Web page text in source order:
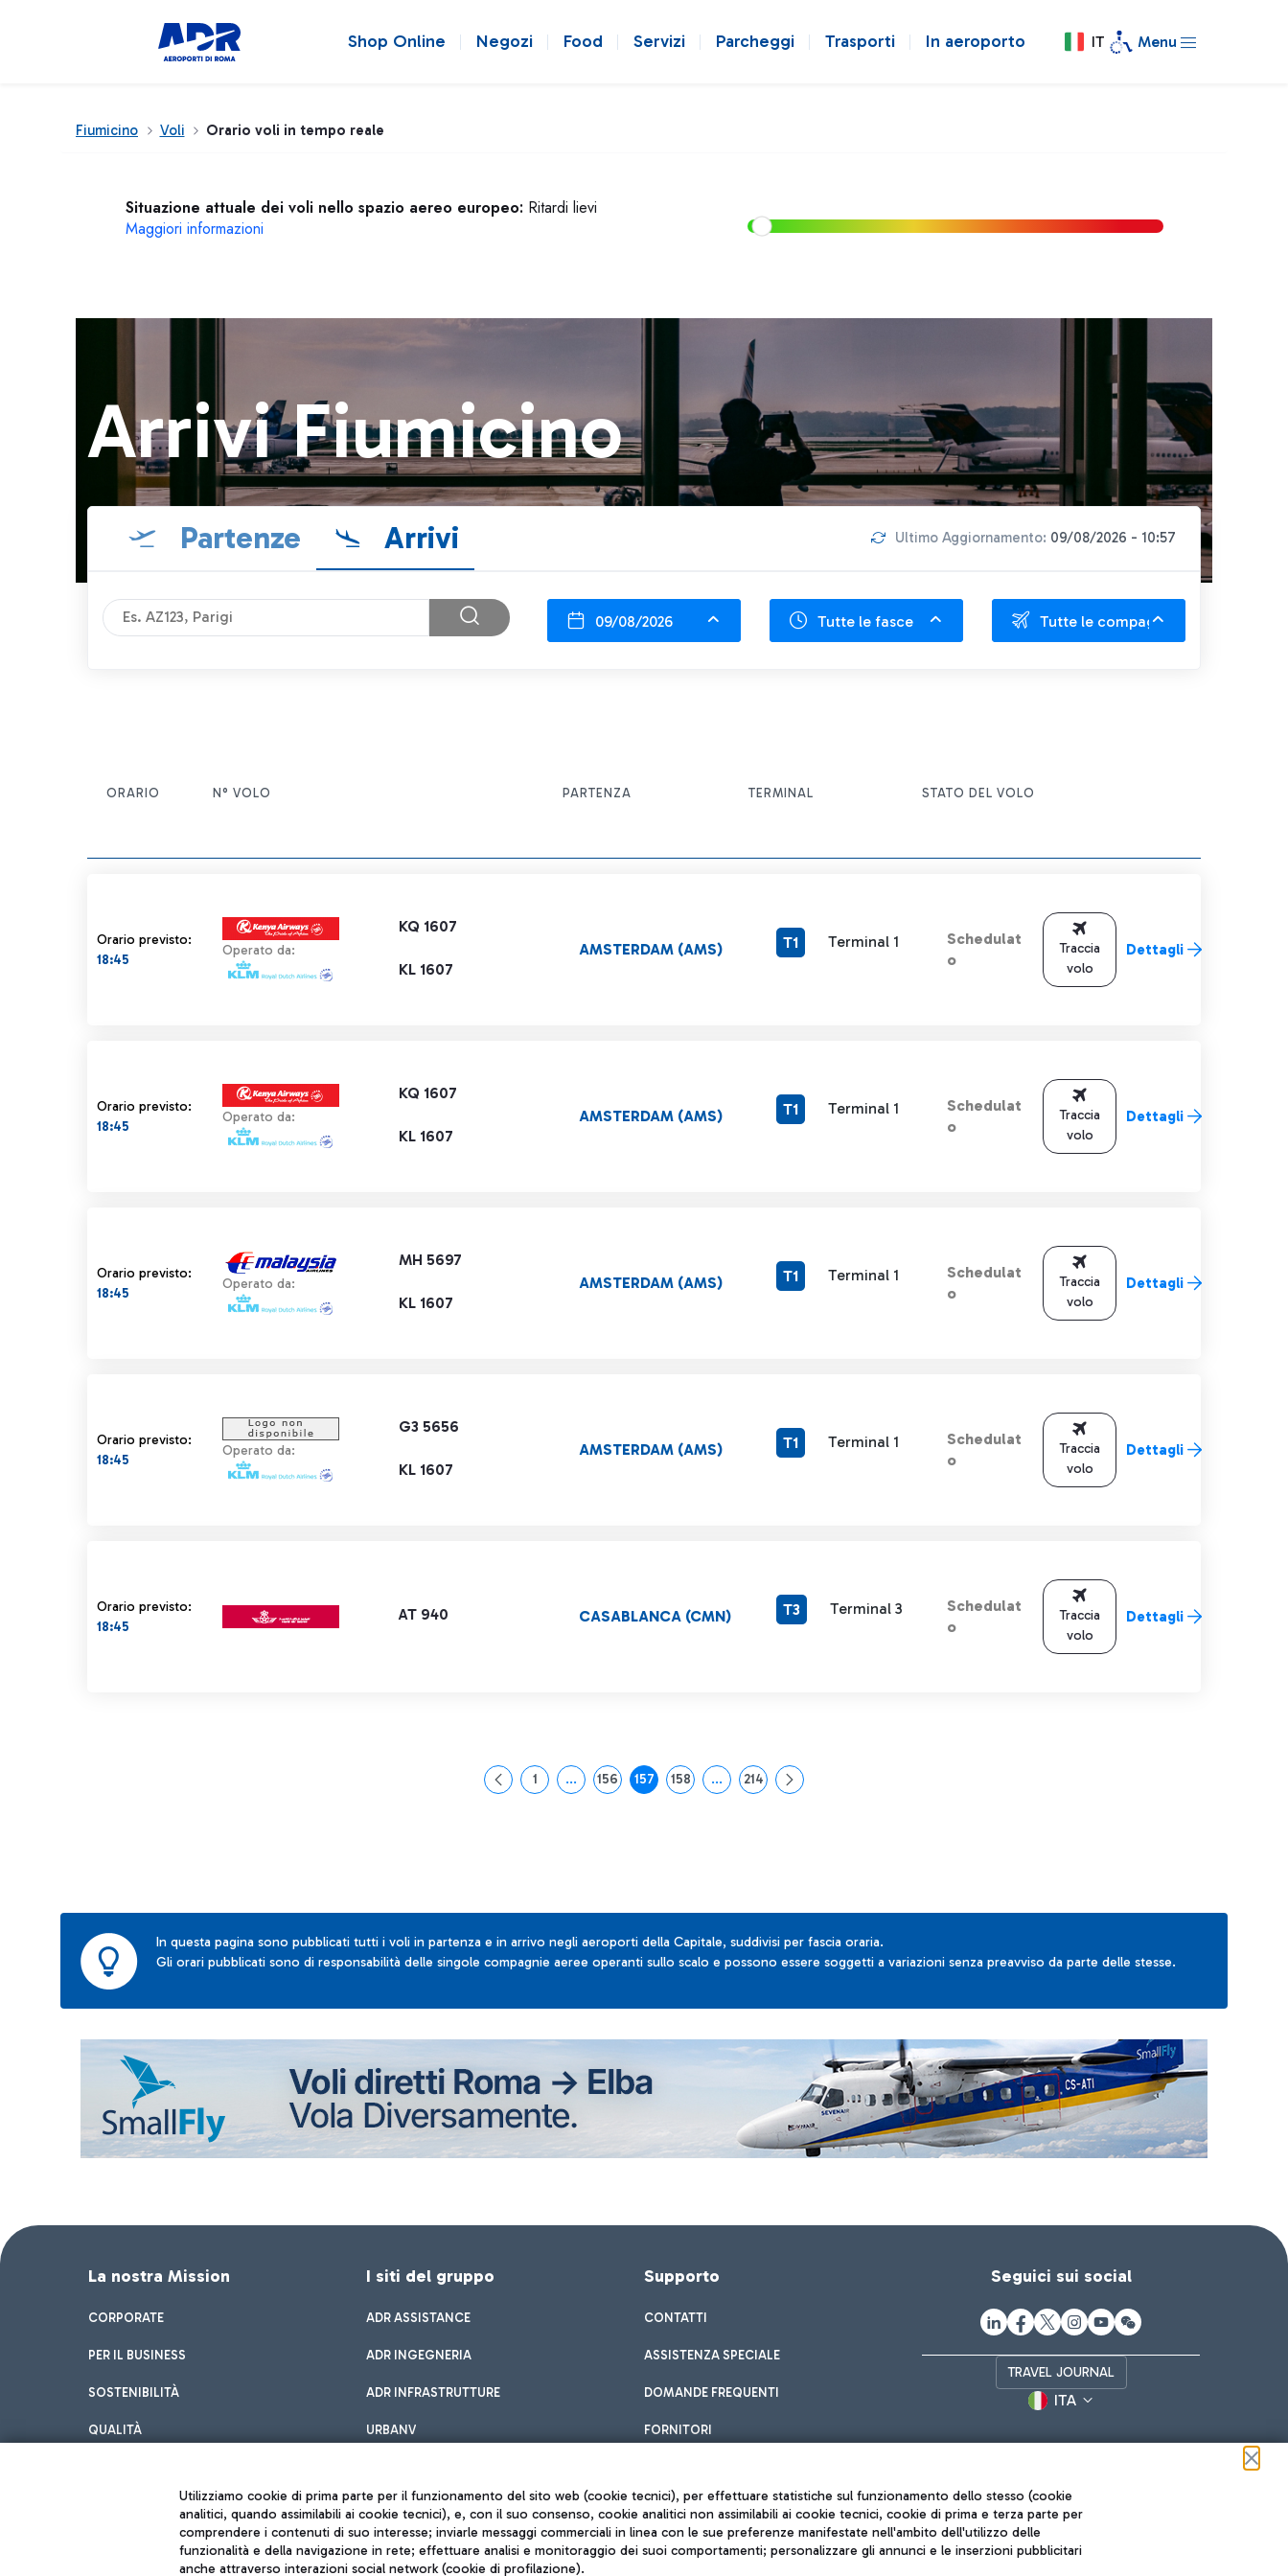
Shop Online Negozi Food Servizi Parcheggi Trasporti In aeroporto IT Menu
Fiumicino Voli Orario voli in tempo reale
Situazione attuale dei voli nello spazio aereo europeo: Ritardi lievi
Maggiori informazioni
Arrivi Fiumicino
Partenze Arrivi Ultimo Aggiornamento: 09/08/2026 - 10:57
09/08/2026 Tutte le fasce Tutte le compagnie
ORARIO N° VOLO PARTENZA TERMINAL STATO DEL VOLO
Orario previsto:
18:45
KQ 1607
Operato da:
KL 1607
AMSTERDAM (AMS) T1 Terminal 1
Schedulat
o
Traccia
volo
Dettagli
Orario previsto:
18:45
KQ 1607
Operato da:
KL 1607
AMSTERDAM (AMS) T1 Terminal 1
Schedulat
o
Traccia
volo
Dettagli
Orario previsto:
18:45
MH 5697
Operato da:
KL 1607
AMSTERDAM (AMS) T1 Terminal 1
Schedulat
o
Traccia
volo
Dettagli
Orario previsto:
18:45
G3 5656
Operato da:
KL 1607
AMSTERDAM (AMS) T1 Terminal 1
Schedulat
o
Traccia
volo
Dettagli
Orario previsto:
18:45
AT 940 CASABLANCA (CMN) T3 Terminal 3
Schedulat
o
Traccia
volo
Dettagli
Pagina
1 ...Pagine intermedie Use TAB to navigate.
Pagina
156 Pagina
157 Pagina
158 ...Pagine intermedie Use TAB to navigate.
Pagina
214
In questa pagina sono pubblicati tutti i voli in partenza e in arrivo negli aeroporti della Capitale, suddivisi per fascia oraria.
Gli orari pubblicati sono di responsabilità delle singole compagnie aeree operanti sullo scalo e possono essere soggetti a variazioni senza preavviso da parte delle stesse.
La nostra Mission
CORPORATE
PER IL BUSINESS
SOSTENIBILITÀ
QUALITÀ
I siti del gruppo
ADR ASSISTANCE
ADR INGEGNERIA
ADR INFRASTRUTTURE
URBANV
Supporto
CONTATTI
ASSISTENZA SPECIALE
DOMANDE FREQUENTI
FORNITORI
Seguici sui social
TRAVEL JOURNAL
ITA
Utilizziamo cookie di prima parte per il funzionamento del sito web (cookie tecnici), per effettuare statistiche sul funzionamento dello stesso (cookie
analitici, quando assimilabili ai cookie tecnici), e, con il suo consenso, cookie analitici non assimilabili ai cookie tecnici, cookie di prima e terza parte per
comprendere i contenuti di suo interesse; inviarle messaggi commerciali in linea con le sue preferenze manifestate nell'ambito dell'utilizzo delle
funzionalità e della navigazione in rete; effettuare analisi e monitoraggio dei suoi comportamenti; personalizzare gli annunci e le inserzioni pubblicitari
anche attraverso interazioni social network (cookie di profilazione).